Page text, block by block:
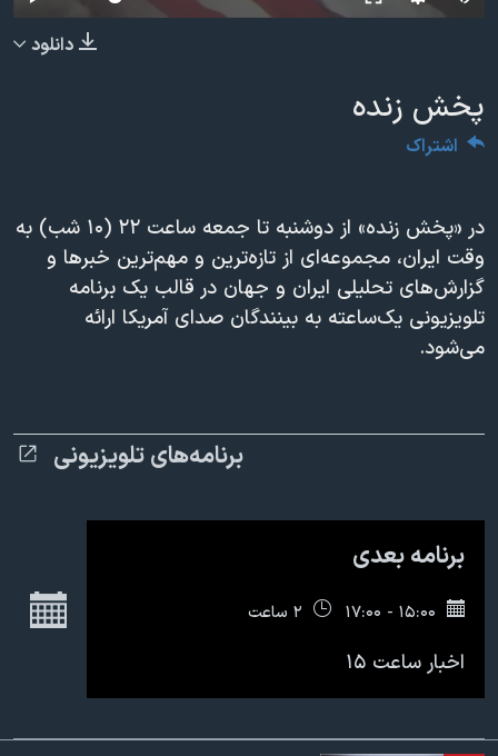
فرهنگ و زندگی
اقتصادی
علم و فناوری
گالری عکس
آرشیو پخش زنده
مستندها
حمله جمهوری اسلامی به اسرائیل
رمز مهسا
اعتراضات زن، زندگی، آزادی
مجموعه مستندهای دادخواهی
تریبونال مردمی آبان ۹۸
دادگاه حمید نوری
نرگس محمدی برنده جایزه نوبل صلح
صفحه‌های ویژه
سفر پرزیدنت ترامپ به چین
دنبال کنید
Auto
480p
720p
دانلود
پخش زنده
اشتراک
در «پخش زنده» از دوشنبه تا جمعه ساعت ۲۲ (۱۰ شب) به
وقت ایران، مجموعه‌ای از تازه‌ترين و مهم‌ترین خبرها و
گزارش‌هاى تحلیلی ایران و جهان در قالب یک برنامه
تلویزیونی یک‌ساعته به بینندگان صدای آمریکا ارائه
می‌شود.
برنامه‌های تلویزیونی
برنامه بعدی
۱۵:۰۰ - ۱۷:۰۰ ۲ ساعت
اخبار ساعت ۱۵